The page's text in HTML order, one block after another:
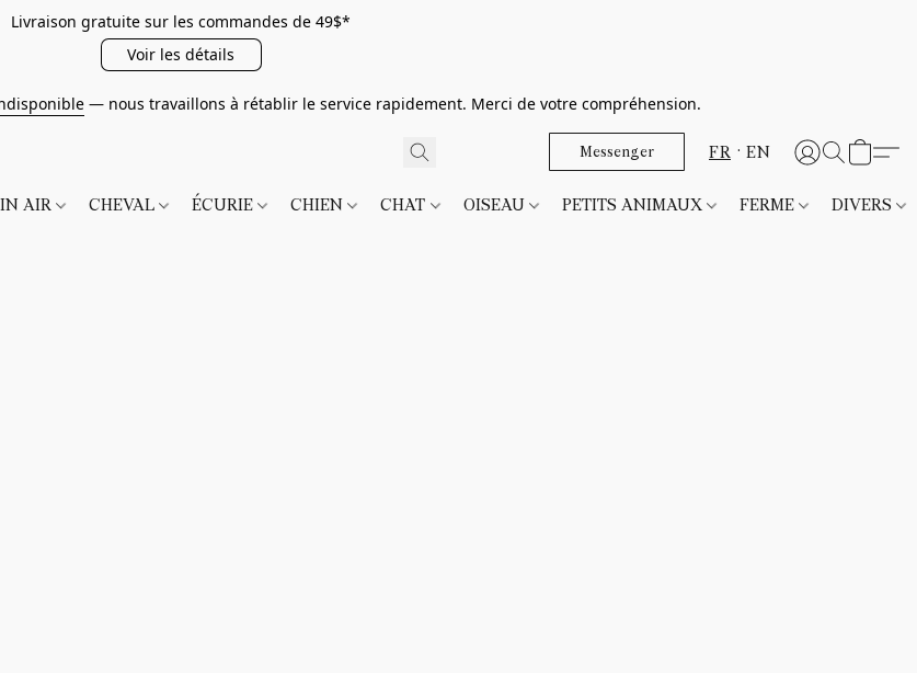
Livraison gratuite sur les commandes de 49$*
Voir les détails
— nous travaillons à rétablir le service rapidement. Merci de votre compréhension.
Messenger FR EN
AIR CHEVAL ÉCURIE CHIEN CHAT OISEAU PETITS ANIMAUX FERME DIVERS